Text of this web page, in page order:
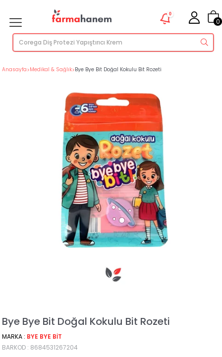
0
0
Anasayfa>Medikal & Sağlık>Bye Bye Bit Doğal Kokulu Bit Rozeti
Bye Bye Bit Doğal Kokulu Bit Rozeti
MARKA : BYE BYE BIT
BARKOD : 8684531267204